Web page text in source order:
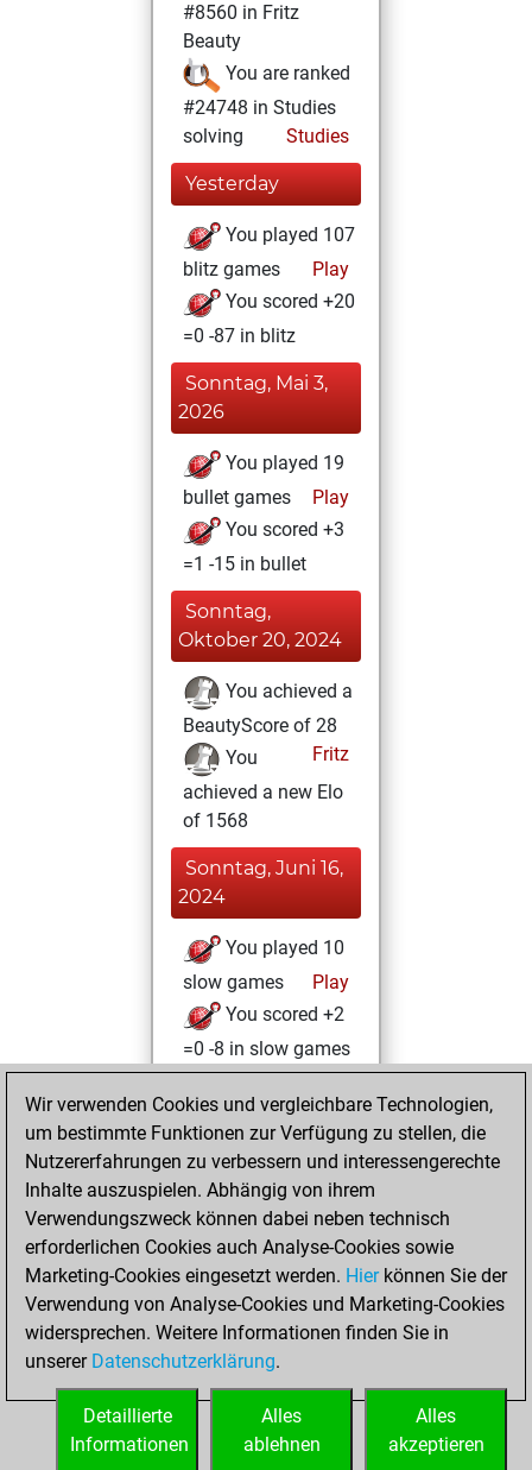
#8560 in Fritz
Beauty
You are ranked
#24748 in Studies
solving
Studies
Yesterday
You played 107
blitz games
Play
You scored +20
=0 -87 in blitz
Sonntag, Mai 3,
2026
You played 19
bullet games
Play
You scored +3
=1 -15 in bullet
Sonntag,
Oktober 20, 2024
You achieved a
BeautyScore of 28
Fritz
You
achieved a new Elo
of 1568
Sonntag, Juni 16,
2024
You played 10
slow games
Play
You scored +2
=0 -8 in slow games
Donnerstag,
September 14,
2023
You created
your Studies account
Studies
Freitag,
März 24, 2023
You created
your Fritz account
Wir verwenden Cookies und vergleichbare Technologien,
um bestimmte Funktionen zur Verfügung zu stellen, die
Nutzererfahrungen zu verbessern und interessengerechte
Inhalte auszuspielen. Abhängig von ihrem
Verwendungszweck können dabei neben technisch
erforderlichen Cookies auch Analyse-Cookies sowie
Marketing-Cookies eingesetzt werden. Hierkönnen Sie der
Verwendung von Analyse-Cookies und Marketing-Cookies
widersprechen. Weitere Informationen finden Sie in
unserer Datenschutzerklärung.
Alles
akzeptieren
Alles
ablehnen
Detaillierte
Informationen